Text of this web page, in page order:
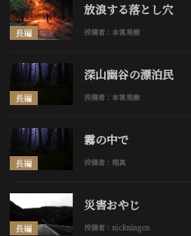
長編
放浪する落とし穴
投稿者：本宮晃樹
長編
深山幽谷の漂泊民
投稿者：本宮晃樹
長編
霧の中で
投稿者：翔真
長編
災害おやじ
投稿者：nickningen